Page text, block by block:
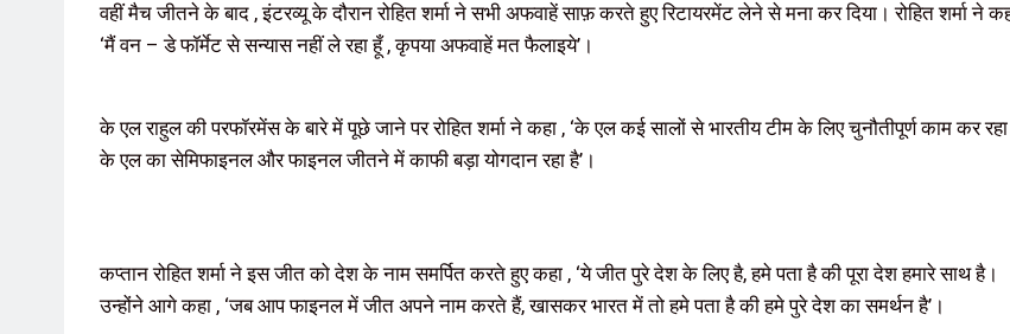
वहीं मैच जीतने के बाद , इंटरव्यू के दौरान रोहित शर्मा ने सभी अफवाहें साफ़ करते हुए रिटायरमेंट लेने से मना कर दिया। रोहित शर्मा ने
‘मैं वन – डे फॉर्मेट से सन्यास नहीं ले रहा हूँ , कृपया अफवाहें मत फैलाइये’।
के एल राहुल की परफॉरमेंस के बारे में पूछे जाने पर रोहित शर्मा ने कहा , ‘के एल कई सालों से भारतीय टीम के लिए चुनौतीपूर्ण काम कर
के एल का सेमिफाइनल और फाइनल जीतने में काफी बड़ा योगदान रहा है’।
कप्तान रोहित शर्मा ने इस जीत को देश के नाम समर्पित करते हुए कहा , ‘ये जीत पुरे देश के लिए है, हमे पता है की पूरा देश हमारे साथ है।
उन्होंने आगे कहा , ‘जब आप फाइनल में जीत अपने नाम करते हैं, खासकर भारत में तो हमे पता है की हमे पुरे देश का समर्थन है’।